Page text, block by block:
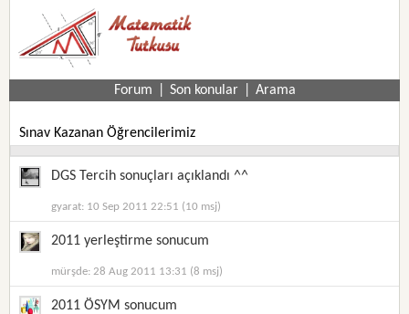
Forum Son konular Arama
Sınav Kazanan Öğrencilerimiz
DGS Tercih sonuçları açıklandı ^^
gyarat: 10 Sep 2011 22:51 (10 msj)
2011 yerleştirme sonucum
mürşde: 28 Aug 2011 13:31 (8 msj)
2011 ÖSYM sonucum